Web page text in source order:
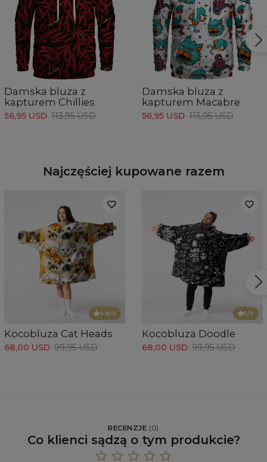
Damska bluza z
kapturem Chillies
56,95 USD 113,95 USD
Damska bluza z
kapturem Macabre
56,95 USD 113,95 USD
Najczęściej kupowane razem
4.8/5
Kocobluza Cat Heads
68,00 USD 99,95 USD
5/5
Kocobluza Doodle
68,00 USD 99,95 USD
RECENZJE (0)
Co klienci sądzą o tym produkcie?